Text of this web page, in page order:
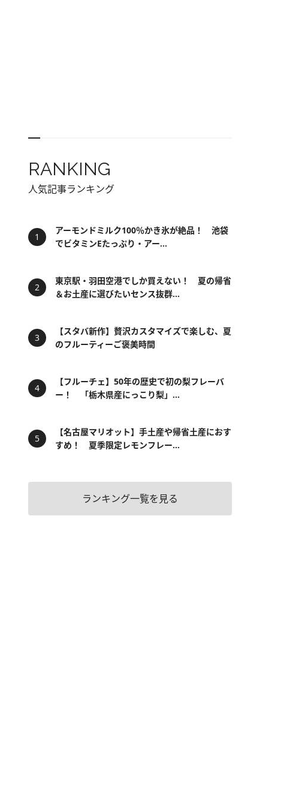
RANKING
人気記事ランキング
アーモンドミルク100％かき氷が絶品！ 池袋
でビタミンEたっぷり・アー...
東京駅・羽田空港でしか買えない！ 夏の帰省
＆お土産に選びたいセンス抜群...
【スタバ新作】贅沢カスタマイズで楽しむ、夏
のフルーティーご褒美時間
【フルーチェ】50年の歴史で初の梨フレーバ
ー！ 「栃木県産にっこり梨」...
【名古屋マリオット】手土産や帰省土産におす
すめ！ 夏季限定レモンフレー...
ランキング一覧を見る